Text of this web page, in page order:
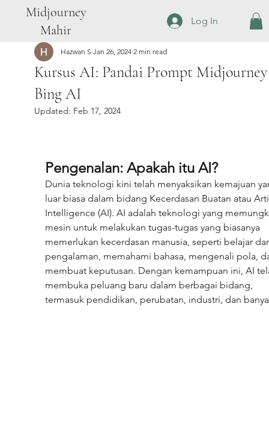
Midjourney
Mahir
Log In
Kursus AI: Pandai Prompt
Bing AI
Hazwan S Jan 26, 2024 2 min read
Updated: Feb 17, 2024
Pengenalan: Apakah itu AI?
Dunia teknologi kini telah menyaksikan kemajuan
luar biasa dalam bidang Kecerdasan Buatan atau
Intelligence (AI). AI adalah teknologi yang
mesin untuk melakukan tugas-tugas yang biasanya
memerlukan kecerdasan manusia, seperti belajar
pengalaman, memahami bahasa, mengenali pola,
membuat keputusan. Dengan kemampuan ini, AI
membuka peluang baru dalam berbagai bidang,
termasuk pendidikan, perubatan, industri, dan